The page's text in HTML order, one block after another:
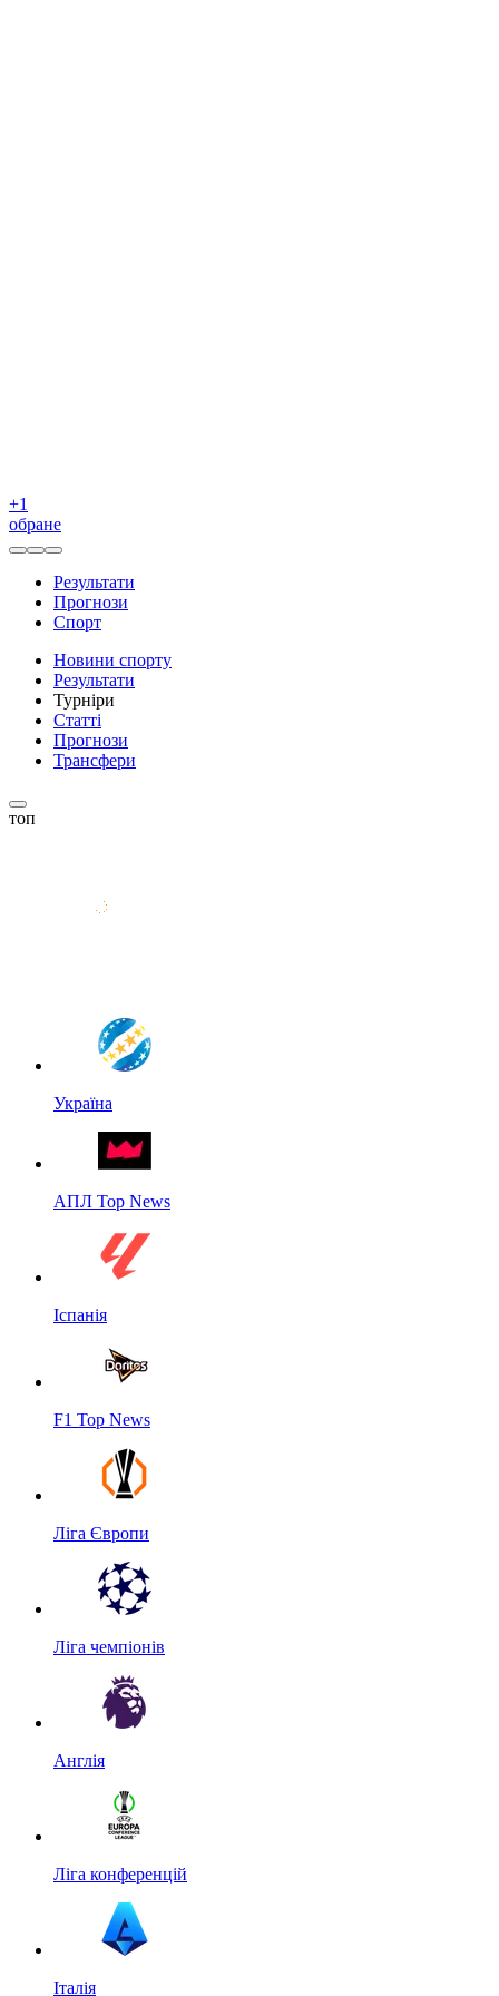
+1
обране
Результати
Прогнози
Спорт
Новини спорту
Результати
Турніри
Статті
Прогнози
Трансфери
топ
Україна
АПЛ Top News
Іспанія
F1 Top News
Ліга Європи
Ліга чемпіонів
Англія
Ліга конференцій
Італія